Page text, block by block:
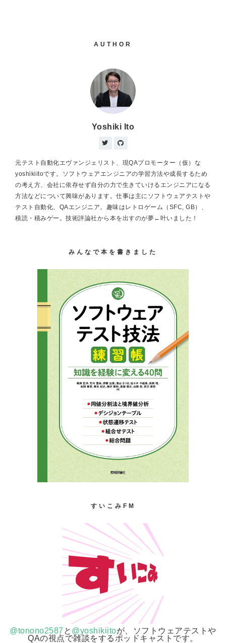
AUTHOR
Yoshiki Ito
元テスト自動化エヴァンジェリスト、現QAプロモーター（仮）な
yoshikiitoです。ソフトウェアエンジニアの学習方法や成長するため
の考え方、会社に依存せず自分の力で生きていけるエンジニアになる
方法などについて興味があります。仕事は主にソフトウェアテストや
テスト自動化、QAエンジニア。趣味はレトロゲーム（SFC, GB）、
積読・積みゲー。技術評論社から本を出すのが夢←叶いました！
みんなで本を書きました
すいこみFM
@tonono2587 と @yoshikiitoが、ソフトウェアテストや
QAの視点で雑談をするポッドキャストです。